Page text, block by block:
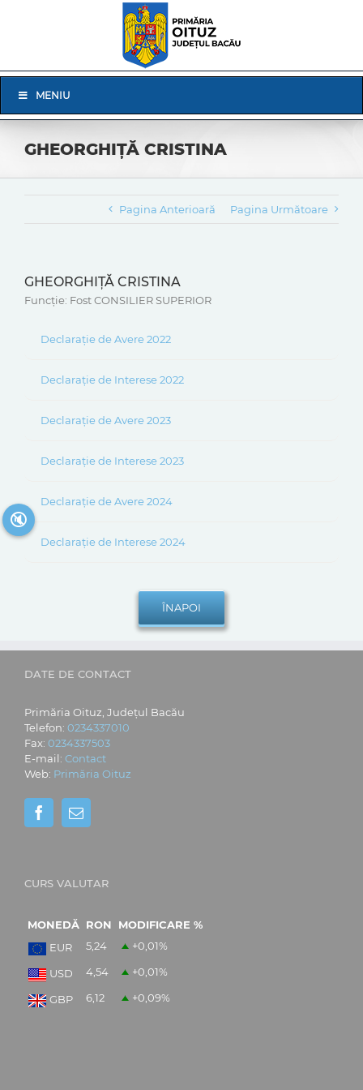
Navigation
MENIU
GHEORGHIȚĂ CRISTINA
Pagina Anterioară Pagina Următoare
GHEORGHIȚĂ CRISTINA
Funcție: Fost CONSILIER SUPERIOR
Declarație de Avere 2022
Declarație de Interese 2022
Declarație de Avere 2023
Declarație de Interese 2023
Declarație de Avere 2024
Declarație de Interese 2024
DATE DE CONTACT
Primăria Oituz, Județul Bacău
Telefon: 0234337010
Fax: 0234337503
E-mail: Contact
Web: Primăria Oituz
CURS VALUTAR
MONEDĂ RON
MODIFICARE %
EUR
5,24 +0,01%
USD 4,54 +0,01%
GBP 6,12 +0,09%
🔇